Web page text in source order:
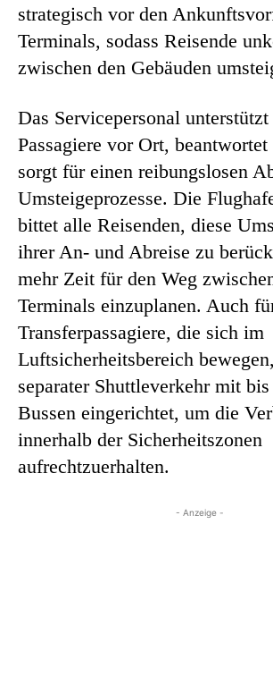
strategisch vor den
Terminals, sodass Reisende
zwischen den Gebäuden
Das Servicepersonal unterstützt
Passagiere vor Ort, beantwortet
sorgt für einen reibungslosen
Umsteigeprozesse. Die
bittet alle Reisenden, diese
ihrer An- und Abreise zu
mehr Zeit für den Weg
Terminals einzuplanen. Auch
Transferpassagiere, die sich im
Luftsicherheitsbereich
separater Shuttleverkehr mit
Bussen eingerichtet, um die
innerhalb der Sicherheitszonen
aufrechtzuerhalten.
- Anzeige -